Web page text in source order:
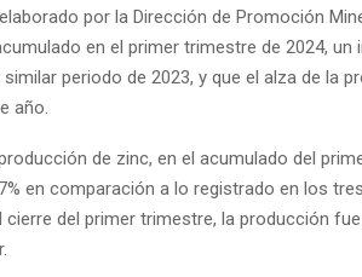
por la Dirección de Promoción
en el primer trimestre de 2024, un
periodo de 2023, y que el alza de la
año.
de zinc, en el acumulado del
en comparación a lo registrado en los
cierre del primer trimestre, la producción